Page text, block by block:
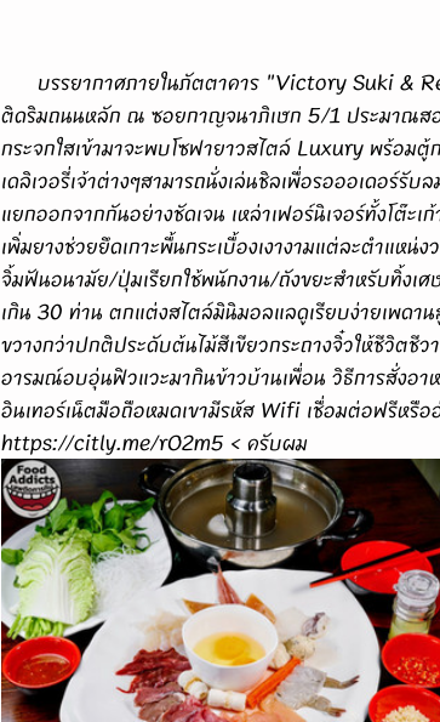
ติดริมถนนหลัก ณ ซอยกาญจนาภิเษก 5/1 ประมาณสอ
กระจกใสเข้ามาจะพบโซฟายาวสไตล์ Luxury พร้อม
เดลิเวอรี่เจ้าต่างๆสามารถนั่งเล่นชิลเพื่อรอออเดอร์
แยกออกจากกันอย่างชัดเจน เหล่าเฟอร์นิเจอร์ทั้งโต๊ะเ
เพิ่มยางช่วยยึดเกาะพื้นกระเบื้องเงางามแต่ละตำแห
จิ้มฟันอนามัย/ปุ่มเรียกใช้พนักงาน/ถังขยะสำหรับทิ้งเศ
เกิน 30 ท่าน ตกแต่งสไตล์มินิมอลแลดูเรียบง่ายเพด
ขวางกว่าปกติประดับต้นไม้สีเขียวกระถางจิ๋วให้ชีวิตชี
อารมณ์อบอุ่นฟิวแวะมากินข้าวบ้านเพื่อน วิธีการสั่งอา
อินเทอร์เน็ตมือถือหมดเขามีรหัส Wifi เชื่อมต่อฟรีหรื
https://citly.me/rO2m5 < ครับผม